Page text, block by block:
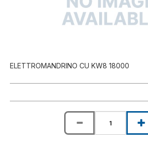
ELETTROMANDRINO CU KW8 18000